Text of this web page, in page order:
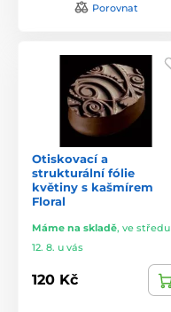
Porovnat
Otiskovací a
strukturální fólie
květiny s kašmírem
Floral
Máme na skladě, ve středu
12. 8. u vás
120 Kč